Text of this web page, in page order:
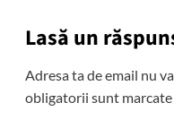
Lasă un
Adresa ta de email nu
obligatorii sunt marcate